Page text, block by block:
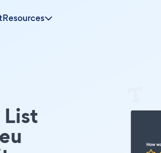
Resources